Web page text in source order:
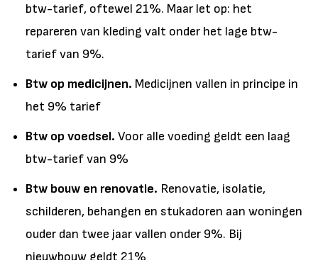
btw-tarief, oftewel 21%. Maar let op: het
repareren van kleding valt onder het lage btw-
tarief van 9%.
Btw op medicijnen. Medicijnen vallen in principe in
het 9% tarief
Btw op voedsel. Voor alle voeding geldt een laag
btw-tarief van 9%
Btw bouw en renovatie. Renovatie, isolatie,
schilderen, behangen en stukadoren aan woningen
ouder dan twee jaar vallen onder 9%. Bij
nieuwbouw geldt 21%